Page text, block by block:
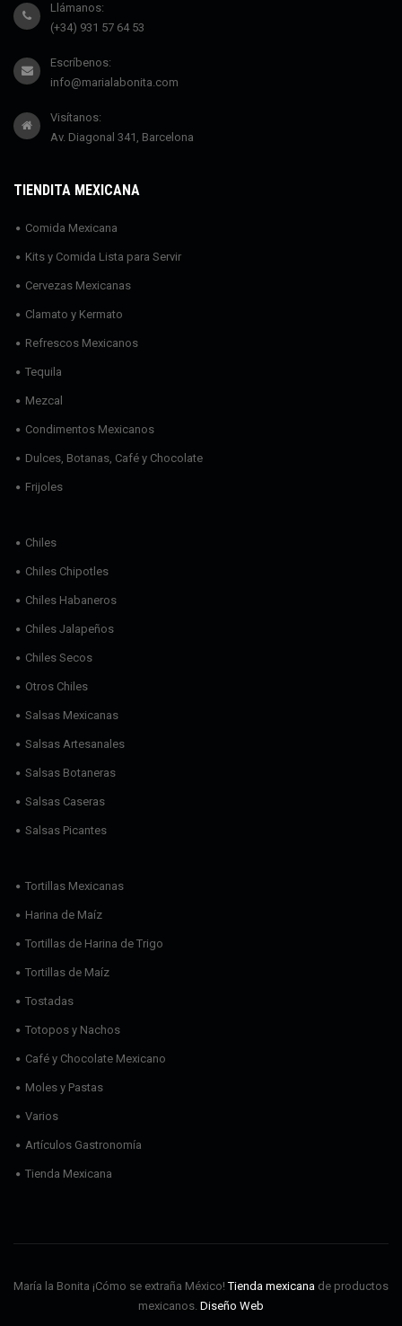
Llámanos:
(+34) 931 57 64 53
Escríbenos:
info@marialabonita.com
Visítanos:
Av. Diagonal 341, Barcelona
TIENDITA MEXICANA
Comida Mexicana
Kits y Comida Lista para Servir
Cervezas Mexicanas
Clamato y Kermato
Refrescos Mexicanos
Tequila
Mezcal
Condimentos Mexicanos
Dulces, Botanas, Café y Chocolate
Frijoles
Chiles
Chiles Chipotles
Chiles Habaneros
Chiles Jalapeños
Chiles Secos
Otros Chiles
Salsas Mexicanas
Salsas Artesanales
Salsas Botaneras
Salsas Caseras
Salsas Picantes
Tortillas Mexicanas
Harina de Maíz
Tortillas de Harina de Trigo
Tortillas de Maíz
Tostadas
Totopos y Nachos
Café y Chocolate Mexicano
Moles y Pastas
Varios
Artículos Gastronomía
Tienda Mexicana
María la Bonita ¡Cómo se extraña México!Tienda mexicana de productos
mexicanos. Diseño Web